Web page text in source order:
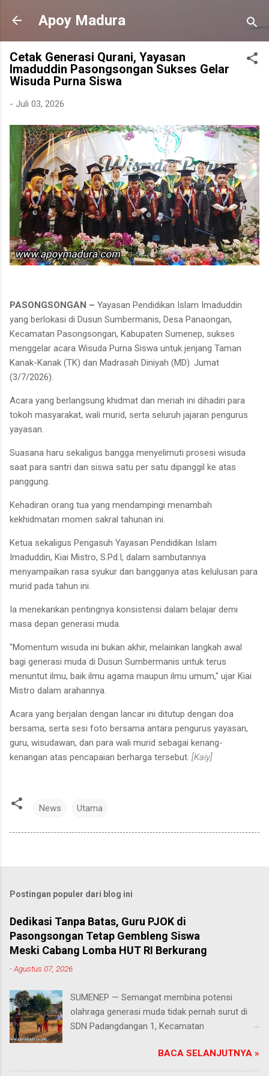
Langsung ke konten utama
Apoy Madura
Cetak Generasi Qurani, Yayasan
Imaduddin Pasongsongan Sukses Gelar
Wisuda Purna Siswa
- Juli 03, 2026
PASONGSONGAN – Yayasan Pendidikan Islam Imaduddin
yang berlokasi di Dusun Sumbermanis, Desa Panaongan,
Kecamatan Pasongsongan, Kabupaten Sumenep, sukses
menggelar acara Wisuda Purna Siswa untuk jenjang Taman
Kanak-Kanak (TK) dan Madrasah Diniyah (MD). Jumat
(3/7/2026).
Acara yang berlangsung khidmat dan meriah ini dihadiri para
tokoh masyarakat, wali murid, serta seluruh jajaran pengurus
yayasan.
Suasana haru sekaligus bangga menyelimuti prosesi wisuda
saat para santri dan siswa satu per satu dipanggil ke atas
panggung.
Kehadiran orang tua yang mendampingi menambah
kekhidmatan momen sakral tahunan ini.
Ketua sekaligus Pengasuh Yayasan Pendidikan Islam
Imaduddin, Kiai Mistro, S.Pd.I, dalam sambutannya
menyampaikan rasa syukur dan bangganya atas kelulusan para
murid pada tahun ini.
Ia menekankan pentingnya konsistensi dalam belajar demi
masa depan generasi muda.
"Momentum wisuda ini bukan akhir, melainkan langkah awal
bagi generasi muda di Dusun Sumbermanis untuk terus
menuntut ilmu, baik ilmu agama maupun ilmu umum," ujar Kiai
Mistro dalam arahannya.
Acara yang berjalan dengan lancar ini ditutup dengan doa
bersama, serta sesi foto bersama antara pengurus yayasan,
guru, wisudawan, dan para wali murid sebagai kenang-
kenangan atas pencapaian berharga tersebut. [Kaiy]
News Utama
Postingan populer dari blog ini
Dedikasi Tanpa Batas, Guru PJOK di
Pasongsongan Tetap Gembleng Siswa
Meski Cabang Lomba HUT RI Berkurang
-Agustus 07, 2026
SUMENEP — Semangat membina potensi
olahraga generasi muda tidak pernah surut di
SDN Padangdangan 1, Kecamatan
(5/8/2026) Meski beberapa cabang olahraga
tidak masuk dalam daftar kompetisi perayaan
BACA SELANJUTNYA »